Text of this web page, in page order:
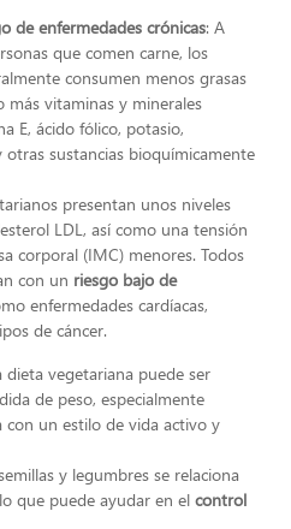
de enfermedades crónicas: A
que comen carne, los
consumen menos grasas
más vitaminas y minerales
E, ácido fólico, potasio,
sustancias bioquímicamente
presentan unos niveles
LDL, así como una tensión
corporal (IMC) menores. Todos
con un riesgo bajo de
enfermedades cardíacas,
de cáncer.
dieta vegetariana puede ser
de peso, especialmente
con un estilo de vida activo y
y legumbres se relaciona
que puede ayudar en el control